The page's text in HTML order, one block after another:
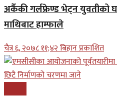
अर्कैकी गर्लफ्रेण्ड भेट्न
माथिबाट हाम्फाले
चैत्र ६, २०७८ ११;४२ बिहान प्रकाशित